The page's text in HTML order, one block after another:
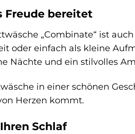
Freude bereitet
„Combinate“ ist
oder einfach als kleine
Nächte und ein stilvolles
in einer schönen
Herzen kommt.
Schlaf